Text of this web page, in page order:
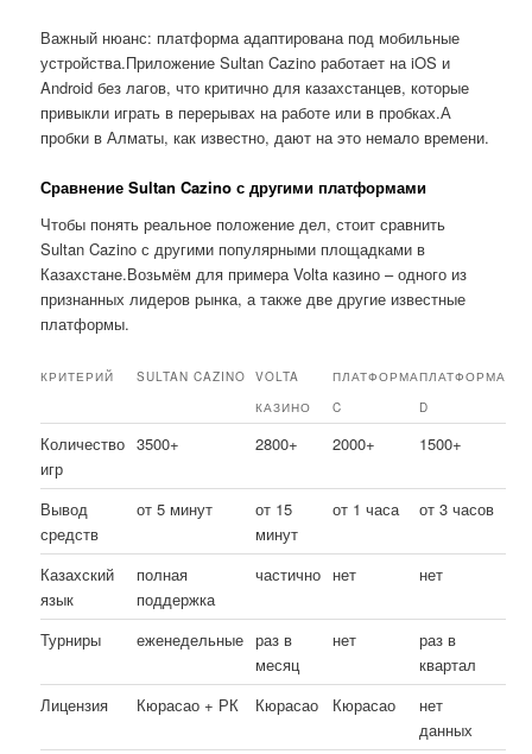
Важный нюанс: платформа адаптирована под мобильные
устройства.Приложение Sultan Cazino работает на iOS и
Android без лагов, что критично для казахстанцев, которые
привыкли играть в перерывах на работе или в пробках.А
пробки в Алматы, как известно, дают на это немало времени.
Сравнение Sultan Cazino с другими платформами
Чтобы понять реальное положение дел, стоит сравнить
Sultan Cazino с другими популярными площадками в
Казахстане.Возьмём для примера Volta казино – одного из
признанных лидеров рынка, а также две другие известные
платформы.
КРИТЕРИЙ SULTAN CAZINO
VOLTA
КАЗИНО
ПЛАТФОРМА
C
ПЛАТФОРМА
D
Количество
игр
3500+ 2800+ 2000+ 1500+
Вывод
средств
от 5 минут
от 15
минут
от 1 часа от 3 часов
Казахский
язык
полная
поддержка
частично нет нет
Турниры еженедельные раз в
месяц
нет
раз в
квартал
Лицензия
Кюрасао + РК Кюрасао Кюрасао
нет
данных